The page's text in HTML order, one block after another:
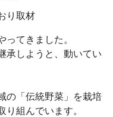
有
り取材
てきました。
承しようと、動いてい
の「伝統野菜」を栽培
組んでいます。